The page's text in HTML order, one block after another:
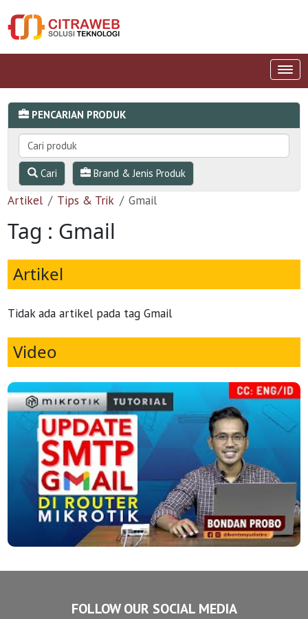
PENCARIAN PRODUK
Cari Brand & Jenis Produk
Artikel Tips & Trik Gmail
Tag : Gmail
Artikel
Tidak ada artikel pada tag Gmail
Video
FOLLOW OUR SOCIAL MEDIA